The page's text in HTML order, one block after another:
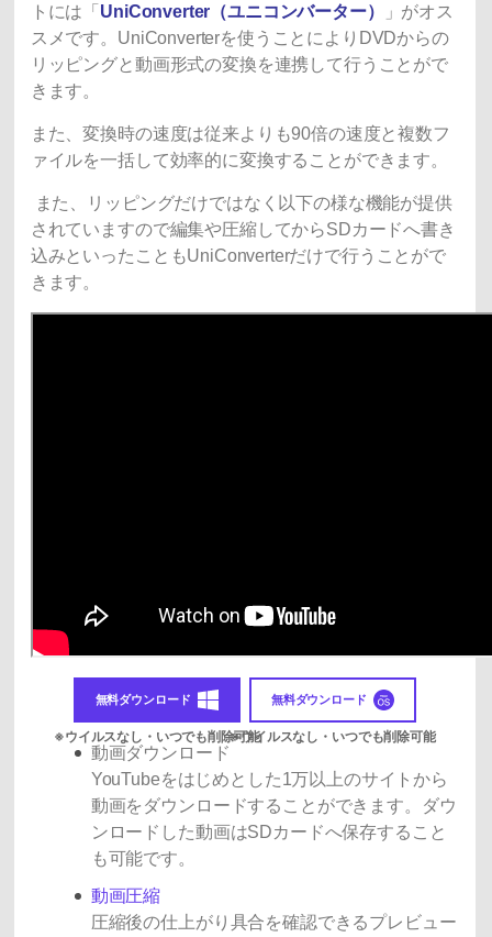
トには「 UniConverter（ユニコンバーター）
」がオス
スメです。UniConverterを使うことによりDVDからの
リッピングと動画形式の変換を連携して行うことがで
きます。
また、変換時の速度は従来よりも90倍の速度と複数フ
ァイルを一括して効率的に変換することができます。
また、リッピングだけではなく以下の様な機能が提供
されていますので編集や圧縮してからSDカードへ書き
込みといったこともUniConverterだけで行うことがで
きます。
無料ダウンロード 無料ダウンロード
動画ダウンロード
YouTubeをはじめとした1万以上のサイトから
動画をダウンロードすることができます。ダウ
ンロードした動画はSDカードへ保存すること
も可能です。
動画圧縮
圧縮後の仕上がり具合を確認できるプレビュー